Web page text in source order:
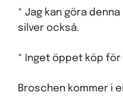
* Jag kan göra
silver också.
* Inget öppet köp för
Broschen kommer i